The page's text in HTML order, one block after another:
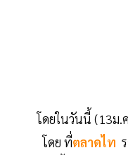
โดยในวันนี้ (13ม.
โดย ที่ตลาดไท